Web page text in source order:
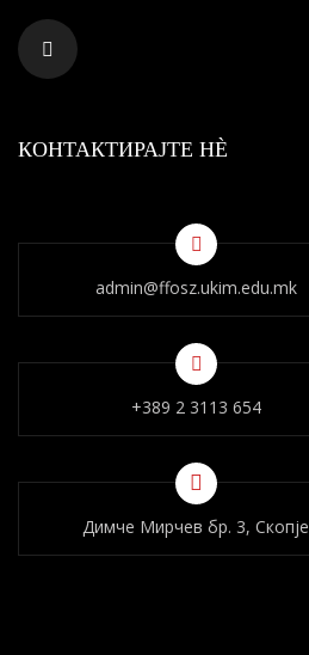
КОНТАКТИРАЈТЕ НÈ
admin@ffosz.ukim.edu.mk
+389 2 3113 654
Димче Мирчев бр. 3, Скопје